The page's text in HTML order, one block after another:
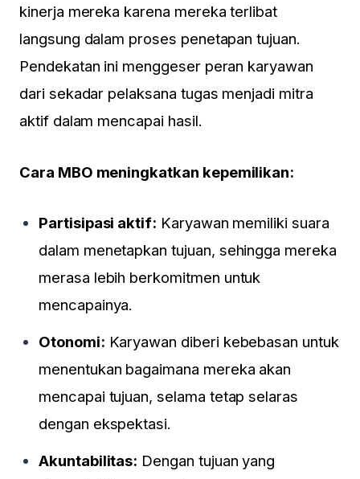
kinerja mereka karena mereka terlibat
langsung dalam proses penetapan tujuan.
Pendekatan ini menggeser peran karyawan
dari sekadar pelaksana tugas menjadi mitra
aktif dalam mencapai hasil.
Cara MBO meningkatkan kepemilikan:
Partisipasi aktif: Karyawan memiliki suara
dalam menetapkan tujuan, sehingga mereka
merasa lebih berkomitmen untuk
mencapainya.
Otonomi: Karyawan diberi kebebasan untuk
menentukan bagaimana mereka akan
mencapai tujuan, selama tetap selaras
dengan ekspektasi.
Akuntabilitas: Dengan tujuan yang